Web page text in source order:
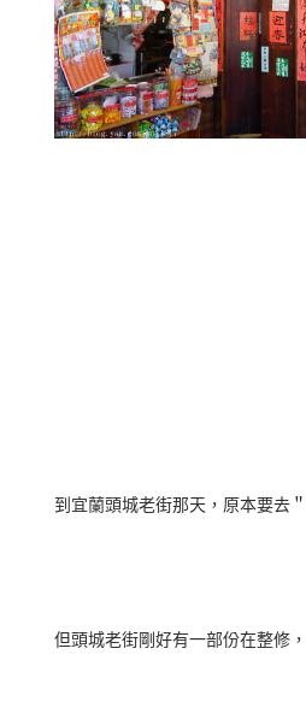
到宜蘭頭城老街那天，原本要去
但頭城老街剛好有一部份在整修，